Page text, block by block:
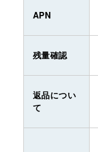
APN
残量確認
返品につい
て